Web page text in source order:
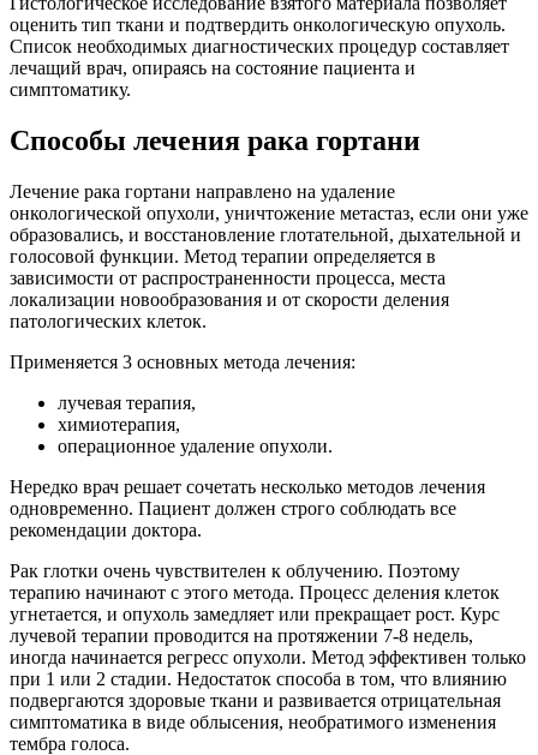
оценить тип ткани и подтвердить онкологическую опухоль.
Список необходимых диагностических процедур составляет
лечащий врач, опираясь на состояние пациента и
симптоматику.
Способы лечения рака гортани
Лечение рака гортани направлено на удаление
онкологической опухоли, уничтожение метастаз, если они уже
образовались, и восстановление глотательной, дыхательной и
голосовой функции. Метод терапии определяется в
зависимости от распространенности процесса, места
локализации новообразования и от скорости деления
патологических клеток.
Применяется 3 основных метода лечения:
лучевая терапия,
химиотерапия,
операционное удаление опухоли.
Нередко врач решает сочетать несколько методов лечения
одновременно. Пациент должен строго соблюдать все
рекомендации доктора.
Рак глотки очень чувствителен к облучению. Поэтому
терапию начинают с этого метода. Процесс деления клеток
угнетается, и опухоль замедляет или прекращает рост. Курс
лучевой терапии проводится на протяжении 7-8 недель,
иногда начинается регресс опухоли. Метод эффективен только
при 1 или 2 стадии. Недостаток способа в том, что влиянию
подвергаются здоровые ткани и развивается отрицательная
симптоматика в виде облысения, необратимого изменения
тембра голоса.